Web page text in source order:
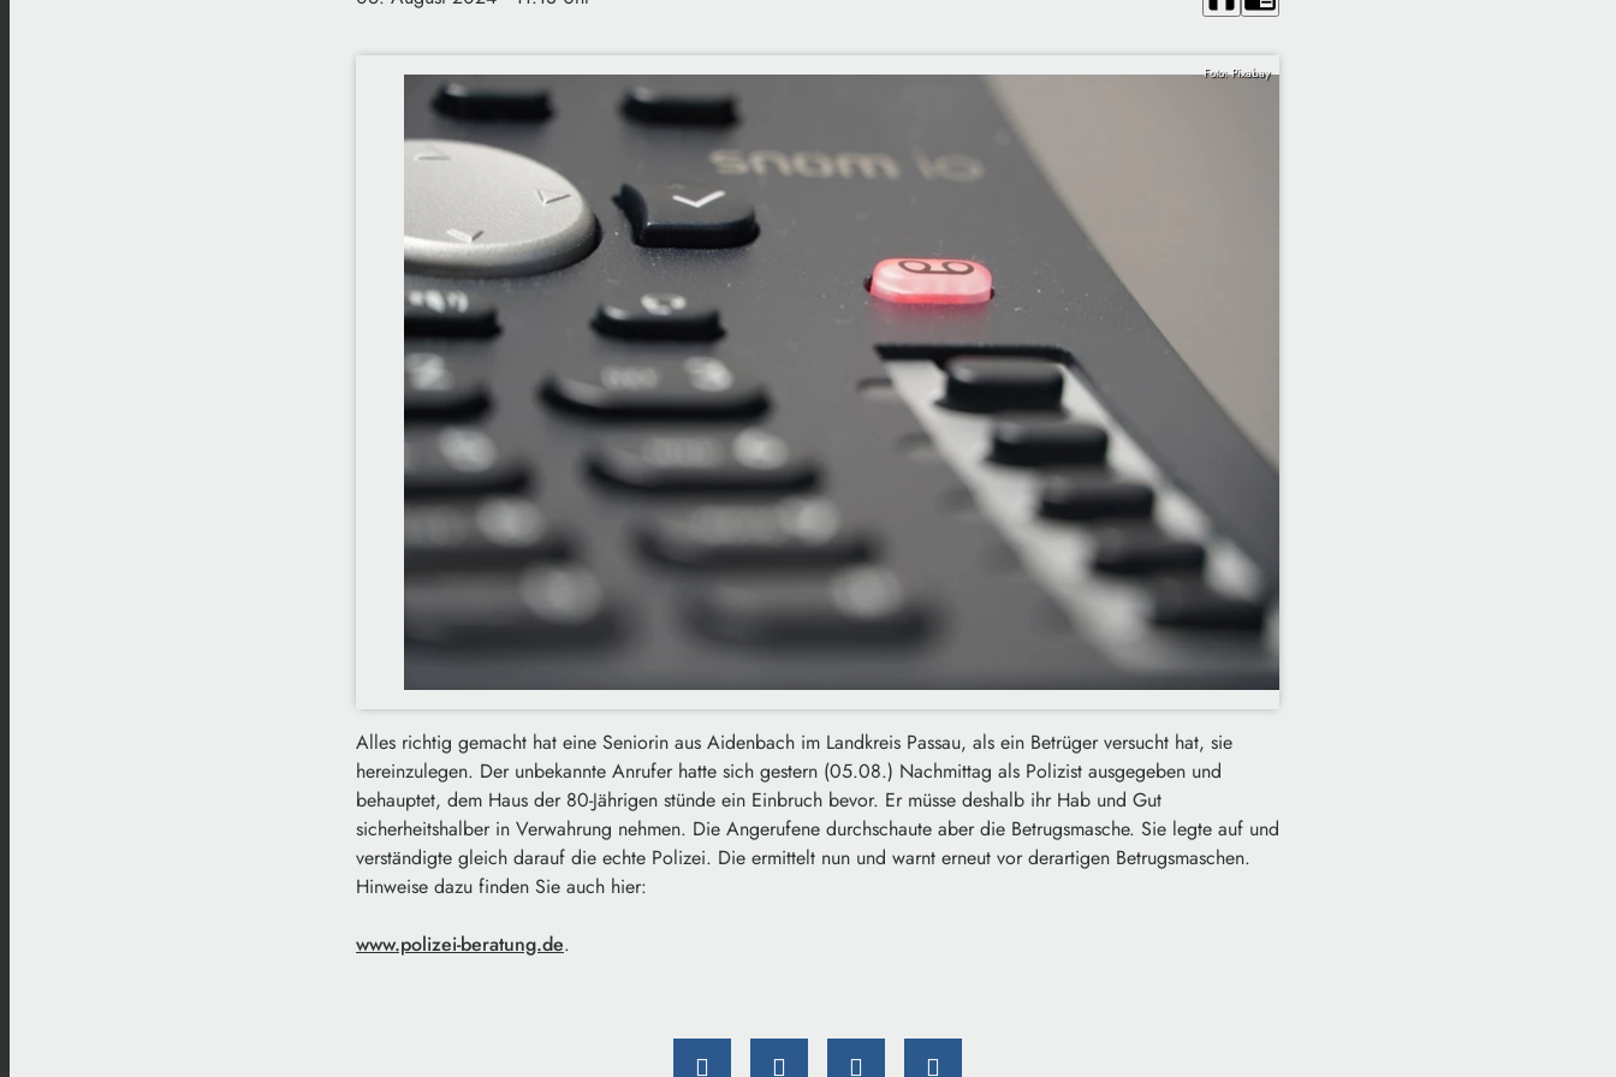
Foto: Pixabay
Alles richtig gemacht hat eine Seniorin aus Aidenbach im Landkreis Passau, als ein Betrüger versucht hat, sie
hereinzulegen. Der unbekannte Anrufer hatte sich gestern (05.08.) Nachmittag als Polizist ausgegeben und
behauptet, dem Haus der 80-Jährigen stünde ein Einbruch bevor. Er müsse deshalb ihr Hab und Gut
sicherheitshalber in Verwahrung nehmen. Die Angerufene durchschaute aber die Betrugsmasche. Sie legte auf und
verständigte gleich darauf die echte Polizei. Die ermittelt nun und warnt erneut vor derartigen Betrugsmaschen.
Hinweise dazu finden Sie auch hier:
www.polizei-beratung.de.